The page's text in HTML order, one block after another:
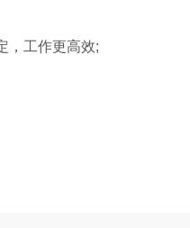
工作更高效;